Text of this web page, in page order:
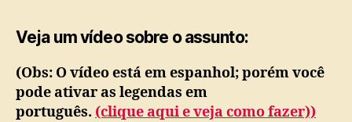
Veja um vídeo sobre o assunto:
(Obs: O vídeo está em espanhol; porém você
pode ativar as legendas em
português. (clique aqui e veja como fazer))